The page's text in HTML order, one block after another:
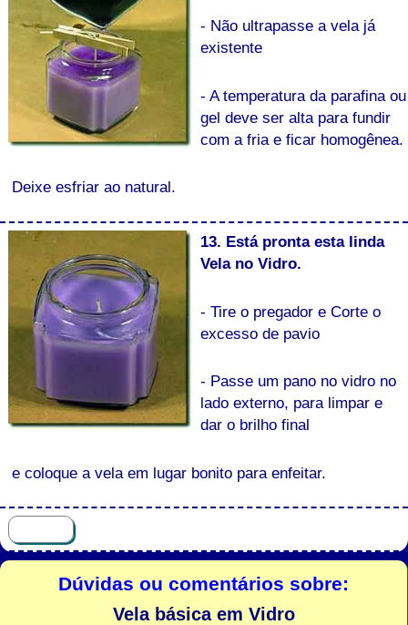
- Não ultrapasse a vela já
existente
- A temperatura da parafina ou
gel deve ser alta para fundir
com a fria e ficar homogênea.
Deixe esfriar ao natural.
13. Está pronta esta linda
Vela no Vidro.
- Tire o pregador e Corte o
excesso de pavio
- Passe um pano no vidro no
lado externo, para limpar e
dar o brilho final
e coloque a vela em lugar bonito para enfeitar.
Dúvidas ou comentários sobre:
Vela básica em Vidro